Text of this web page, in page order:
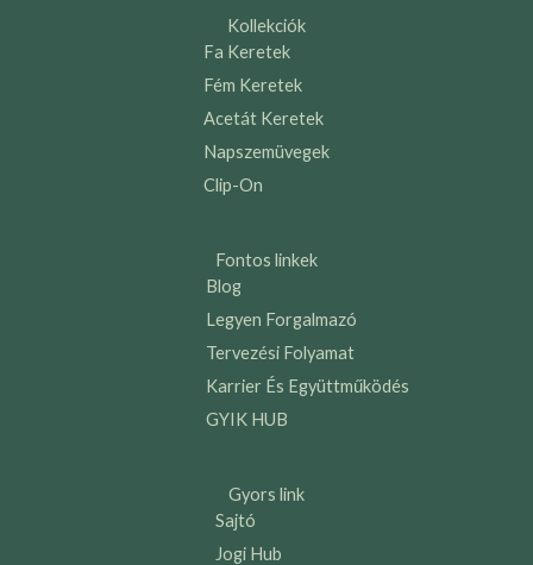
g
r
a
e
d
i
n
Kollekciók
Fa Keretek
Fém Keretek
Acetát Keretek
Napszemüvegek
Clip-On
Fontos linkek
Blog
Legyen Forgalmazó
Tervezési Folyamat
Karrier És Együttműködés
GYIK HUB
Gyors link
Sajtó
Jogi Hub